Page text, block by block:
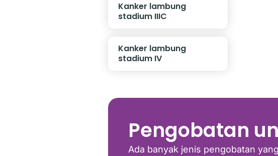
Kanker lambung
stadium IIIC
Kanker lambung
stadium IV
Pengobatan
Ada banyak jenis pengobatan